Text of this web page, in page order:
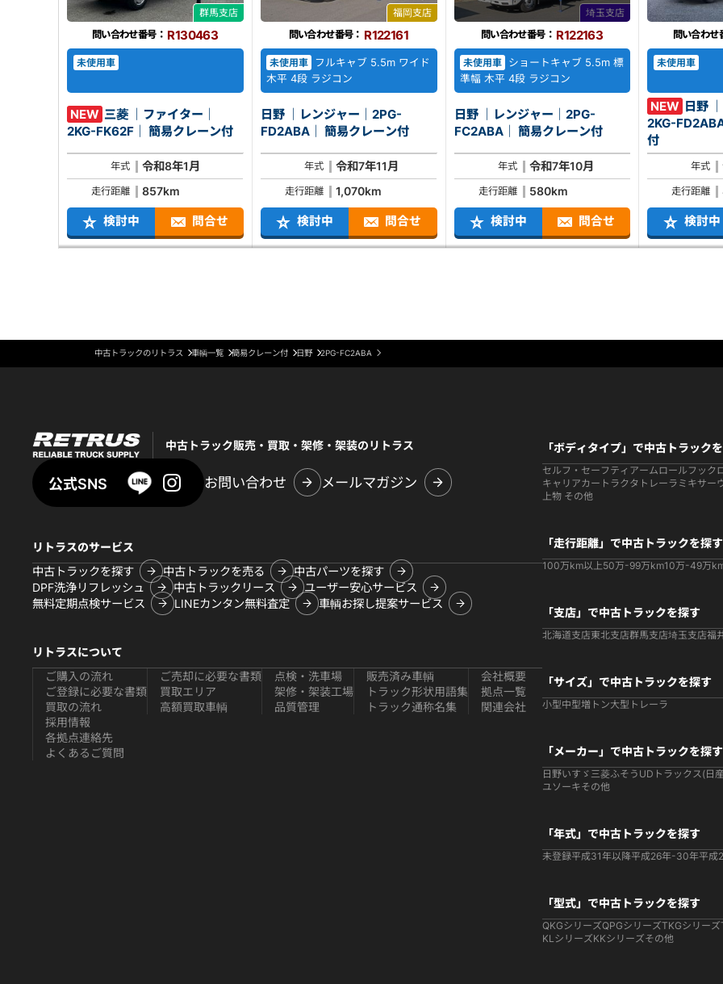
群馬支店
問い合わせ番号： R130463
未使用車
NEW 三菱 ｜ファイター｜
2KG-FK62F｜ 簡易クレーン付
年式 令和8年1月
走行距離 857km
検討中 問合せ
福岡支店
問い合わせ番号： R122161
未使用車 フルキャブ 5.5m ワイド
木平 4段 ラジコン
日野 ｜レンジャー｜2PG-
FD2ABA｜ 簡易クレーン付
年式 令和7年11月
走行距離 1,070km
検討中 問合せ
埼玉支店
問い合わせ番号： R122163
未使用車 ショートキャブ 5.5m 標
準幅 木平 4段 ラジコン
日野 ｜レンジャー｜2PG-
FC2ABA｜ 簡易クレーン付
年式 令和7年10月
走行距離 580km
検討中 問合せ
問い合わせ
未使用車
NEW 日野
2KG-FD2ABA｜ 簡易ク
付
年式
走行距離
検討中
中古トラックのリトラス 車輌一覧 簡易クレーン付 日野 2PG-FC2ABA
中古トラック販売・買取・架修・架装のリトラス
公式SNS お問い合わせ メールマガジン
リトラスのサービス
中古トラックを探す
中古トラックを売る
中古パーツを探す
DPF洗浄リフレッシュ
中古トラックリース
ユーザー安心サービス
無料定期点検サービス
LINEカンタン無料査定 車輌お探し提案サービス
リトラスについて
ご購入の流れ
ご登録に必要な書類
買取の流れ
ご売却に必要な書類
買取エリア
高額買取車輌
点検・洗車場
架修・架装工場
品質管理
販売済み車輌
トラック形状用語集
トラック通称名集
会社概要
拠点一覧
関連会社
採用情報
各拠点連絡先
よくあるご質問
「ボディタイプ」で中古トラック
セルフ・セーフティ アームロールフック
キャリアカー トラクタ トレーラ ミキサー
上物 その他
「走行距離」で中古トラックを探す
100万km以上50万-99万km10万-49万
「支店」で中古トラックを探す
北海道支店東北支店群馬支店埼玉支店福
「サイズ」で中古トラックを探す
小型中型増トン大型 トレーラ
「メーカー」で中古トラックを探す
日野いすゞ 三菱ふそう UDトラックス(日
ユソーキその他
「年式」で中古トラックを探す
未登録平成31年以降平成26年-30年平成
「型式」で中古トラックを探す
QKGシリーズQPGシリーズTKGシリーズ
KLシリーズKKシリーズその他